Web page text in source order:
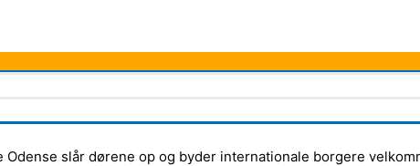
Odense slår dørene op og byder internationale borgere